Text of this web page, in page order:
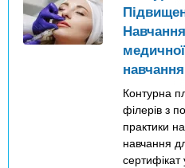
навчання
Контурна
філерів з
практики
навчання
сертифікат